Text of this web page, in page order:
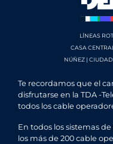
LÍNEAS
CASA
NÚÑEZ |
Te recordamos que el
disfrutarse en la TDA -
todos los cable
En todos los sistemas
los más de 200 cable